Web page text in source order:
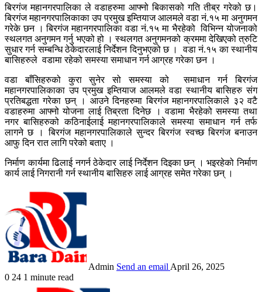
बिरगंज महानगरपालिका ले वडाहरुमा आफ्नो बिकासको गति तीब्र गरेको छ।
बिरगंज महानगरपालिकाका उप प्रमुख इम्तियाज आलमले वडा नं.१५ मा अनुगमन
गरेके छन । बिरगंज महानगरपालिका वडा नं.१५ मा भैरहेको विभिन्न योजनाको
स्थलगत अनुगमन गर्नु भएको हो । स्थलगत अनुगमनको क्रममा देखिएको त्रुटि
सुधार गर्न सम्बन्धि ठेकेदारलाई निर्देशन दिनुभएको छ । वडा नं.१५ का स्थानीय
बासिहरुले वडामा रहेको समस्या समाधान गर्न आग्रह गरेका छन ।
वडा बाँसिहरुको कुरा सुनेर सो समस्या को समाधान गर्न बिरगंज
महानगरपालिकाका उप प्रमुख इम्तियाज आलमले वडा स्थानीय बासिहरु संग
प्रतिबद्धता गरेका छन् । आउने दिनहरुमा बिरगंज महानगरपालिकाले ३२ वटै
वडाहरुमा आफ्नो योजना लाई तिब्रता दिनेछ । वडामा भैरहेको समस्या तथा
नगर बासिहरुको कठिनाईलाई महानगरपालिकाले समस्या समाधान गर्न तर्फ
लागने छ । बिरगंज महानगरपालिकाले सुन्दर बिरगंज स्वच्छ बिरगंज बनाउन
आफु दिन रात लागि परेको बताए ।
निर्माण कार्यमा ढिलाई नगर्न ठेकेदार लाई निर्देशन दिइका छन् । भइरहेको निर्माण
कार्य लाई निगरानी गर्न स्थानीय बासिहरु लाई आग्रह समेत गरेका छन् ।
Admin Send an email April 26, 2025
0 24 1 minute read